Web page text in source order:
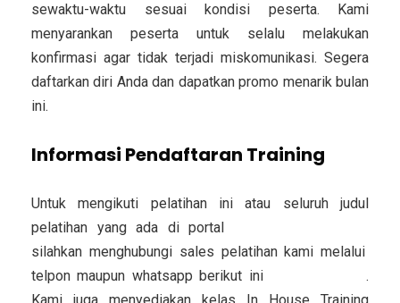
sewaktu-waktu sesuai kondisi peserta. Kami
menyarankan peserta untuk selalu melakukan
konfirmasi agar tidak terjadi miskomunikasi. Segera
daftarkan diri Anda dan dapatkan promo menarik bulan
ini.
Informasi Pendaftaran Training
Untuk mengikuti pelatihan ini atau seluruh judul
pelatihan yang ada di portal
silahkan menghubungi sales pelatihan kami melalui
telpon maupun whatsapp berikut ini
.